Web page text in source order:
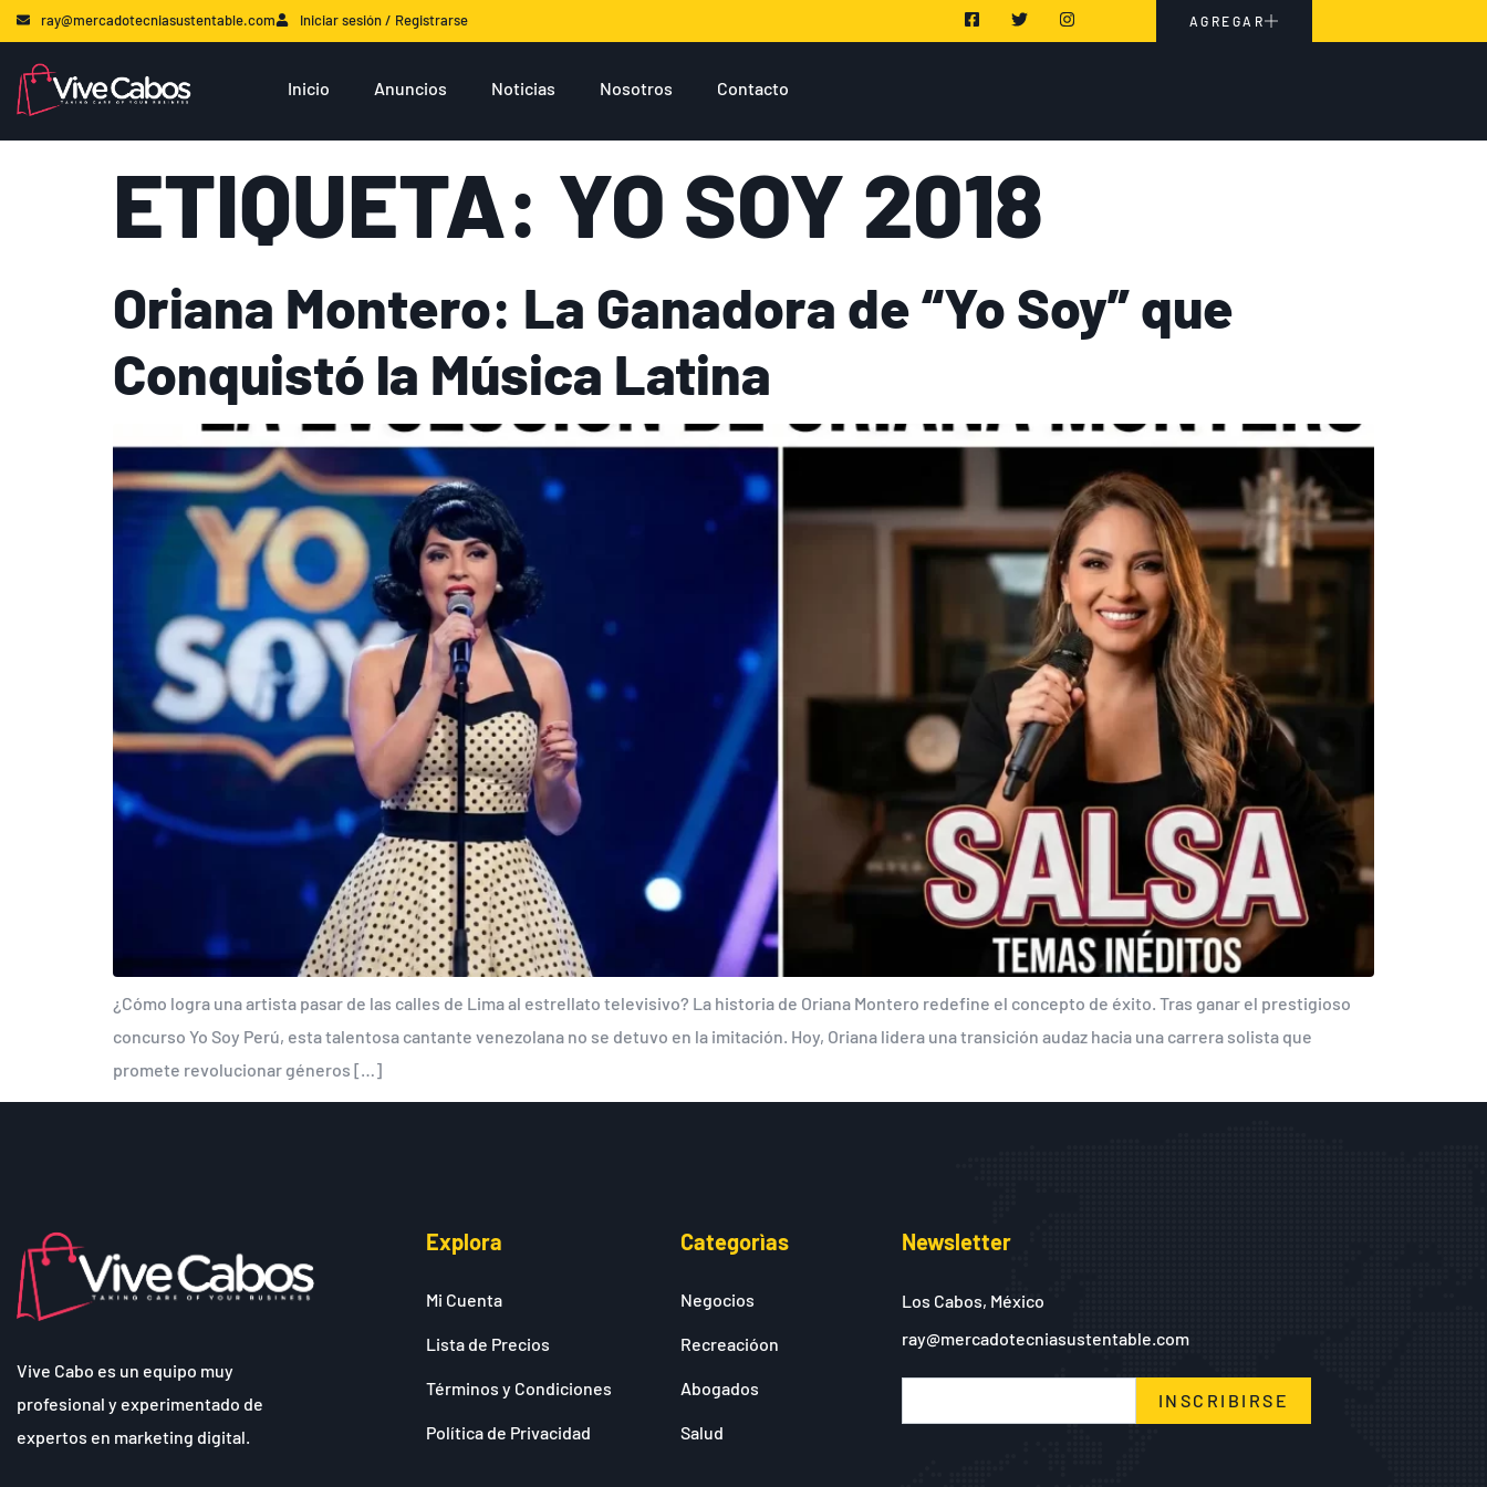
ray@mercadotecniasustentable.com Iniciar sesión / Registrarse AGREGAR
Inicio Anuncios Noticias Nosotros Contacto
ETIQUETA: YO SOY 2018
Oriana Montero: La Ganadora de “Yo Soy” que
Conquistó la Música Latina
¿Cómo logra una artista pasar de las calles de Lima al estrellato televisivo? La historia de Oriana Montero redefine el concepto de éxito. Tras ganar el prestigioso
concurso Yo Soy Perú, esta talentosa cantante venezolana no se detuvo en la imitación. Hoy, Oriana lidera una transición audaz hacia una carrera solista que
promete revolucionar géneros […]
Vive Cabo es un equipo muy
profesional y experimentado de
expertos en marketing digital.
Explora
Mi Cuenta
Lista de Precios
Términos y Condiciones
Política de Privacidad
Categorìas
Negocios
Recreacióon
Abogados
Salud
Newsletter
Los Cabos, México
ray@mercadotecniasustentable.com
INSCRIBIRSE